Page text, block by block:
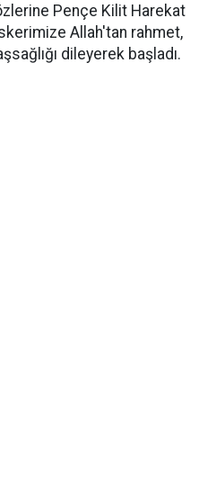
Pençe Kilit Harekat
Allah'tan rahmet,
dileyerek başladı.